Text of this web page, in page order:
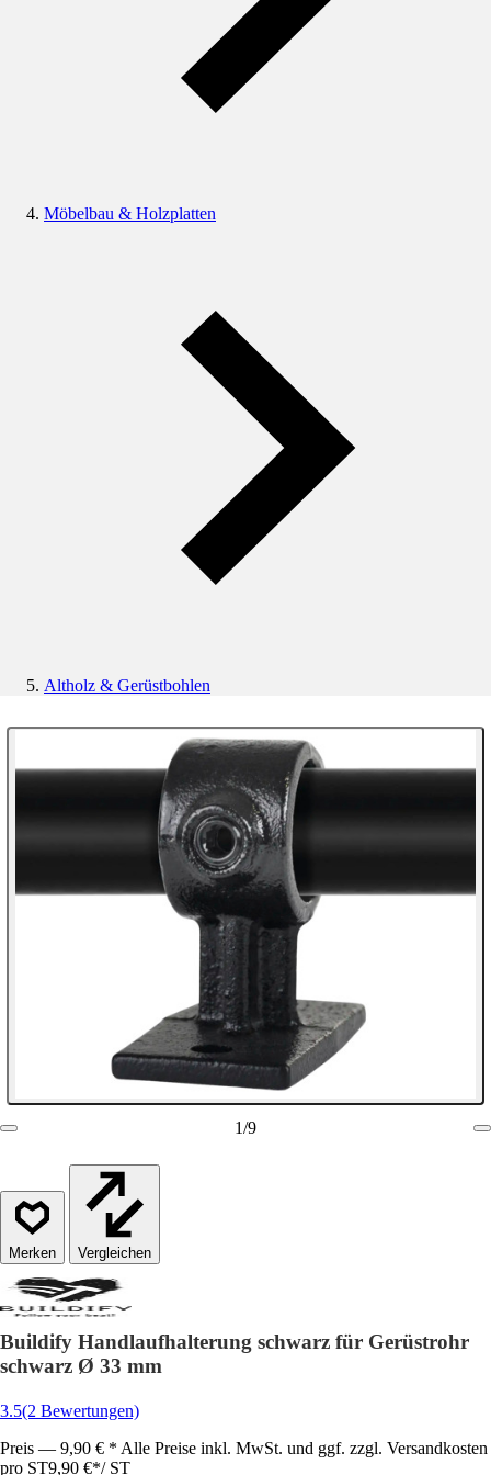
Möbelbau & Holzplatten
Altholz & Gerüstbohlen
1/9
Vergleichen
Buildify Handlaufhalterung schwarz für Gerüstrohr
schwarz Ø 33 mm
3.5(2 Bewertungen)
Preis — 9,90 € * Alle Preise inkl. MwSt. und ggf. zzgl. Versandkosten
pro ST9,90 €*/ ST